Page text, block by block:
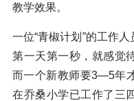
教学效果。
一位“青椒计划”的工作
第一天第一秒，就感觉
而一个新教师要3—5年
在乔桑小学已工作了三